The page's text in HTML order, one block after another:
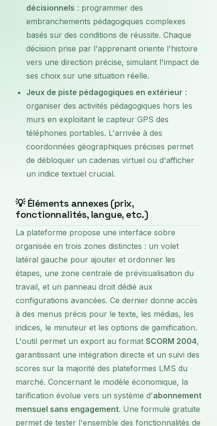
décisionnels : programmer des
embranchements pédagogiques complexes
basés sur des conditions de réussite. Chaque
décision prise par l'apprenant oriente l'histoire
vers une direction précise, simulant l'impact de
ses choix sur une situation réelle.
Jeux de piste pédagogiques en extérieur :
organiser des activités pédagogiques hors les
murs en exploitant le capteur GPS des
téléphones portables. L'arrivée à des
coordonnées géographiques précises permet
de débloquer un cadenas virtuel ou d'afficher
un indice textuel crucial.
💡 Éléments annexes (prix,
fonctionnalités, langue, etc.)
La plateforme propose une interface sobre
organisée en trois zones distinctes : un volet
latéral gauche pour ajouter et ordonner les
étapes, une zone centrale de prévisualisation du
travail, et un panneau droit dédié aux
configurations avancées. Ce dernier donne accès
à des menus précis pour le texte, les médias, les
indices, le minuteur et les options de gamification.
L'outil permet un export au format SCORM 2004,
garantissant une intégration directe et un suivi des
scores sur la majorité des plateformes LMS du
marché. Concernant le modèle économique, la
tarification évolue vers un système d'abonnement
mensuel sans engagement. Une formule gratuite
permet de tester l'ensemble des fonctionnalités de